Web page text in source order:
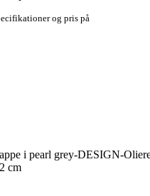
og pris på
i pearl grey-DESIGN-
cm